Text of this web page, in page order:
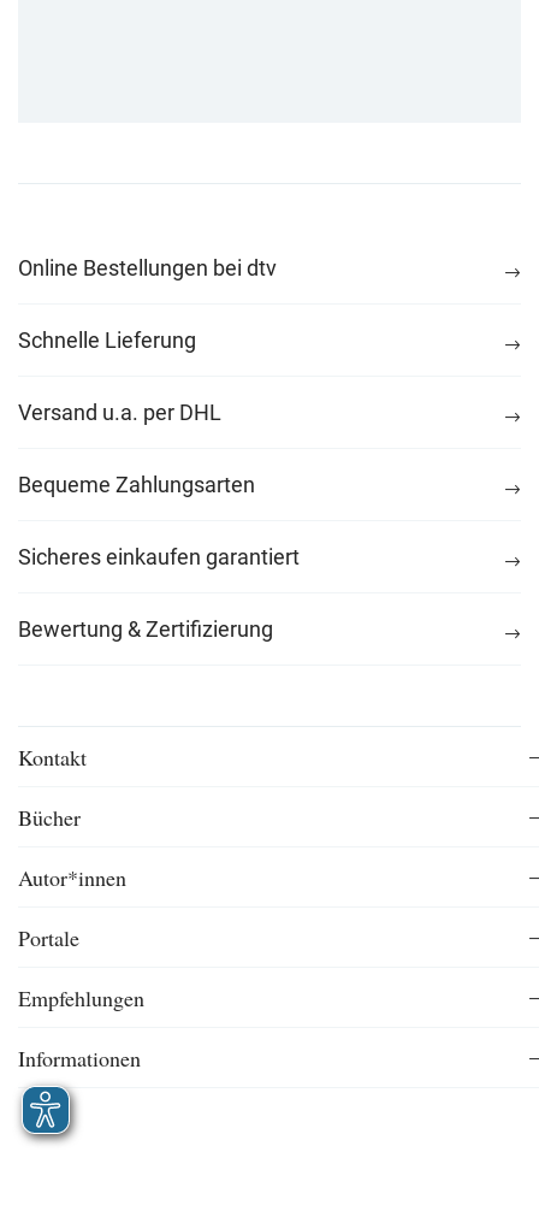
Online Bestellungen bei dtv
Schnelle Lieferung
Versand u.a. per DHL
Bequeme Zahlungsarten
Sicheres einkaufen garantiert
Bewertung & Zertifizierung
Kontakt
Bücher
Autor*innen
Portale
Empfehlungen
Informationen